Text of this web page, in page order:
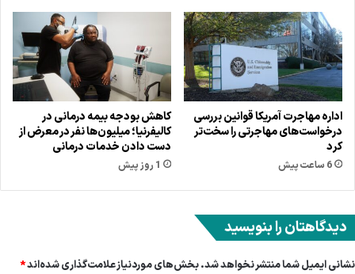
اداره مهاجرت آمریکا قوانین بررسی
درخواست‌های مهاجرتی را سخت‌تر
کرد
6 ساعت پیش
کاهش بودجه بیمه درمانی در
کالیفرنیا؛ میلیون‌ها نفر در معرض از
دست دادن خدمات درمانی
1 روز پیش
دیدگاهتان را بنویسید
نشانی ایمیل شما منتشر نخواهد شد.بخش‌های موردنیاز علامت‌گذاری شده‌اند*